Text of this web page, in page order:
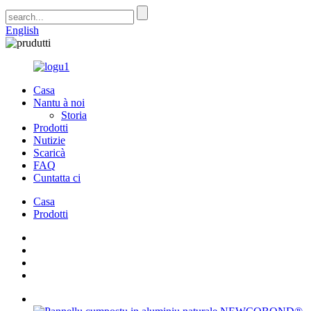
English
Casa
Nantu à noi
Storia
Prodotti
Nutizie
Scaricà
FAQ
Cuntatta ci
Casa
Prodotti